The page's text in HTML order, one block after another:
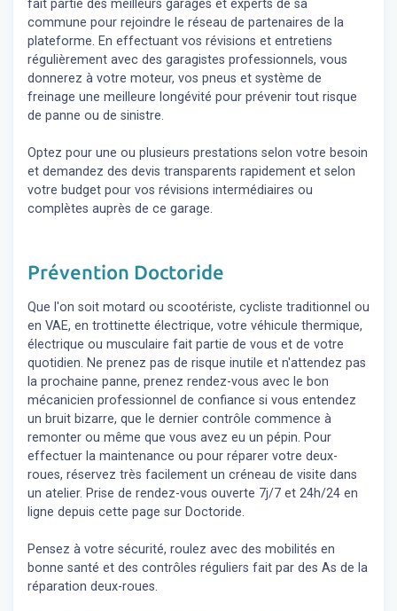
fait partie des meilleurs garages et experts de sa
commune pour rejoindre le réseau de partenaires de la
plateforme. En effectuant vos révisions et entretiens
régulièrement avec des garagistes professionnels, vous
donnerez à votre moteur, vos pneus et système de
freinage une meilleure longévité pour prévenir tout risque
de panne ou de sinistre.
Optez pour une ou plusieurs prestations selon votre besoin
et demandez des devis transparents rapidement et selon
votre budget pour vos révisions intermédiaires ou
complètes auprès de ce garage.
Prévention Doctoride
Que l'on soit motard ou scootériste, cycliste traditionnel ou
en VAE, en trottinette électrique, votre véhicule thermique,
électrique ou musculaire fait partie de vous et de votre
quotidien. Ne prenez pas de risque inutile et n'attendez pas
la prochaine panne, prenez rendez-vous avec le bon
mécanicien professionnel de confiance si vous entendez
un bruit bizarre, que le dernier contrôle commence à
remonter ou même que vous avez eu un pépin. Pour
effectuer la maintenance ou pour réparer votre deux-
roues, réservez très facilement un créneau de visite dans
un atelier. Prise de rendez-vous ouverte 7j/7 et 24h/24 en
ligne depuis cette page sur Doctoride.
Pensez à votre sécurité, roulez avec des mobilités en
bonne santé et des contrôles réguliers fait par des As de la
réparation deux-roues.